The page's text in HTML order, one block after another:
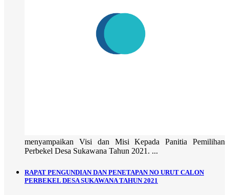
menyampaikan Visi dan Misi Kepada Panitia Pemilihan
Perbekel Desa Sukawana Tahun 2021. ...
RAPAT PENGUNDIAN DAN PENETAPAN NO URUT CALON
PERBEKEL DESA SUKAWANA TAHUN 2021